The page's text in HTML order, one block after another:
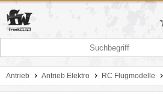
Antrieb Antrieb Elektro RC Flugmodelle